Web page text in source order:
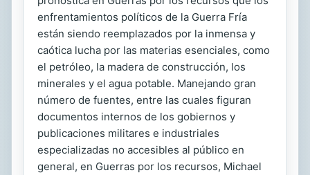
enfrentamientos políticos de la Guerra Fría
están siendo reemplazados por la inmensa y
caótica lucha por las materias esenciales, como
el petróleo, la madera de construcción, los
minerales y el agua potable. Manejando gran
número de fuentes, entre las cuales figuran
documentos internos de los gobiernos y
publicaciones militares e industriales
especializadas no accesibles al público en
general, en Guerras por los recursos, Michael